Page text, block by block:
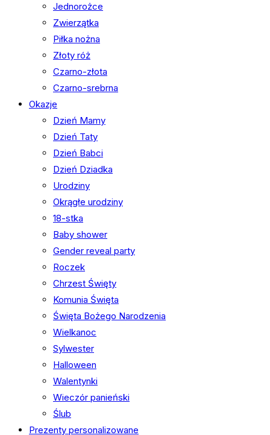
Jednorożce
Zwierzątka
Piłka nożna
Złoty róż
Czarno-złota
Czarno-srebrna
Okazje
Dzień Mamy
Dzień Taty
Dzień Babci
Dzień Dziadka
Urodziny
Okrągłe urodziny
18-stka
Baby shower
Gender reveal party
Roczek
Chrzest Święty
Komunia Święta
Święta Bożego Narodzenia
Wielkanoc
Sylwester
Halloween
Walentynki
Wieczór panieński
Ślub
Prezenty personalizowane